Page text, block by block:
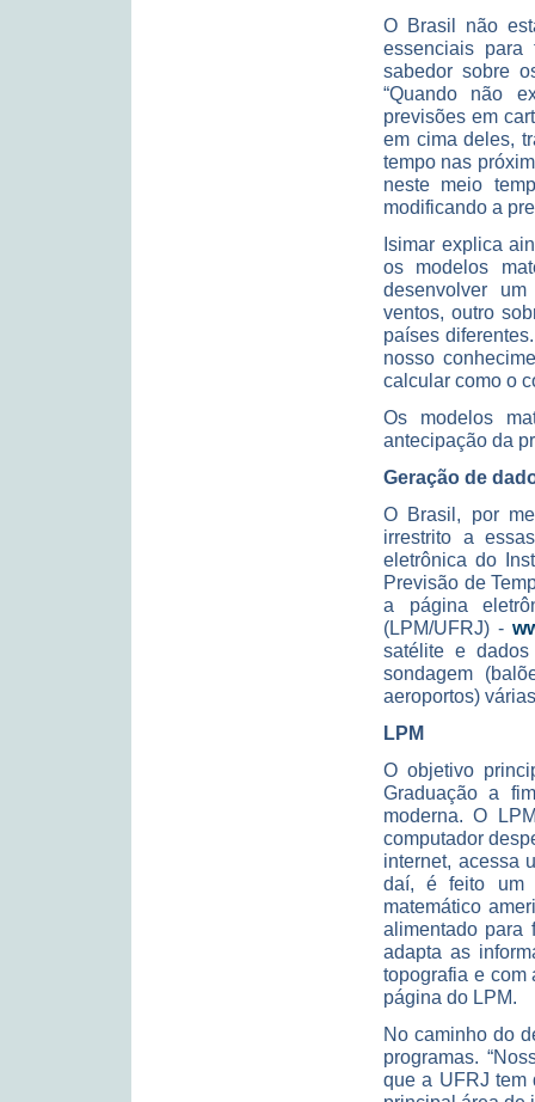
O Brasil não
essenciais para
sabedor sobre
“Quando não
previsões em
em cima deles,
tempo nas
neste meio
modificando a
Isimar explica
os modelos
desenvolver
ventos, outro
países
nosso
calcular como o
Os modelos
antecipação da
Geração de
O Brasil, por
irrestrito a
eletrônica do
Previsão de
a página
(LPM/UFRJ) -
satélite e
sondagem
aeroportos)
LPM
O objetivo
Graduação a
moderna. O
computador
internet, acessa
daí, é feito um
matemático
alimentado para
adapta as
topografia e com
página do LPM.
No caminho do
programas.
que a UFRJ tem